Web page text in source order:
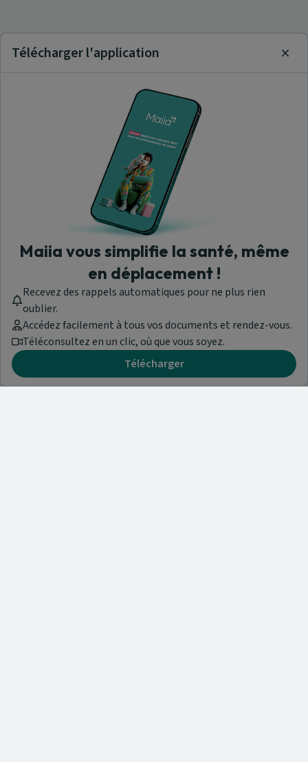
Télécharger l'application
Maiia vous simplifie la santé, même
en déplacement !
Recevez des rappels automatiques pour ne plus rien
oublier.
Accédez facilement à tous vos documents et rendez-vous.
Téléconsultez en un clic, où que vous soyez.
Télécharger